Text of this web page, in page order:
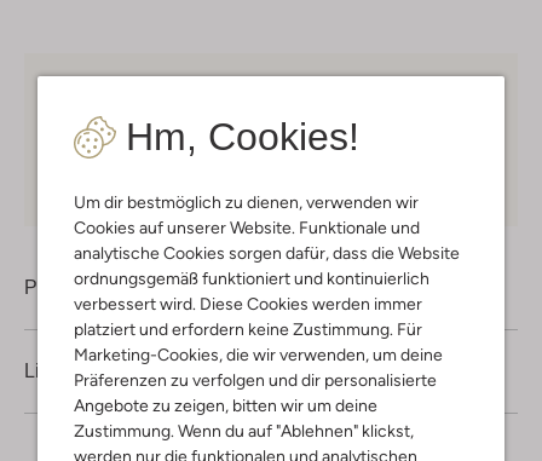
Hm, Cookies!
Um dir bestmöglich zu dienen, verwenden wir
Cookies auf unserer Website. Funktionale und
analytische Cookies sorgen dafür, dass die Website
ordnungsgemäß funktioniert und kontinuierlich
verbessert wird. Diese Cookies werden immer
platziert und erfordern keine Zustimmung. Für
Marketing-Cookies, die wir verwenden, um deine
Präferenzen zu verfolgen und dir personalisierte
Angebote zu zeigen, bitten wir um deine
Zustimmung. Wenn du auf "Ablehnen" klickst,
werden nur die funktionalen und analytischen
Mitglieder in Deutschland
Kauf auf Rechnung
Produktinformation
Lieferung & Rückgabe